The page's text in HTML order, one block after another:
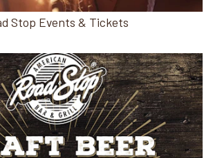
Stop Events & Tickets